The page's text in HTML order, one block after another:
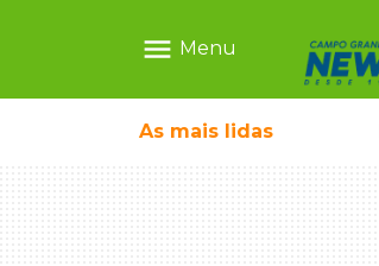
menu Menu
As mais lidas
e morre a caminho do hospital